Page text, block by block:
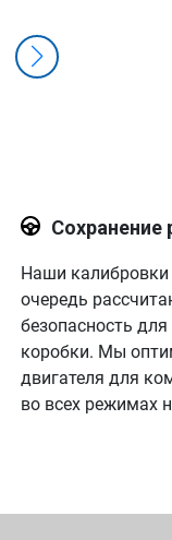
Сохранение
Наши
очередь
безопасность
коробки. Мы
двигателя для
во всех режимах